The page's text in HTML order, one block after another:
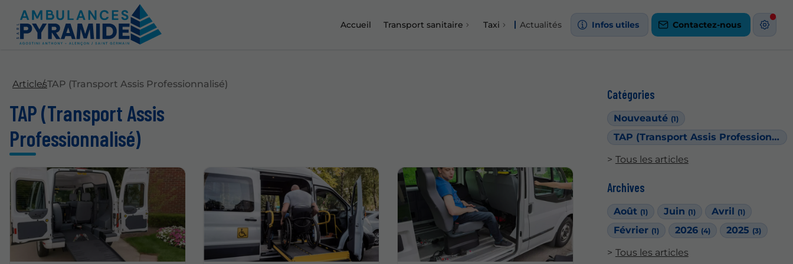
Accueil Transport sanitaire Taxi Actualités Infos utiles Contactez-nous
Catégories
Nouveauté (1)
TAP (Transport Assis Professionnalisé)
Tous les articles
Archives
Août (1) Juin (1) Avril (1)
Février (1) 2026 (4) 2025 (3)
Tous les articles
ArticlesTAP (Transport Assis Professionnalisé)
TAP (Transport Assis
Professionnalisé)